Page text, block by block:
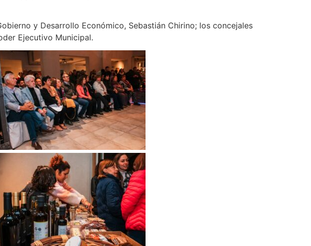
y Desarrollo Económico, Sebastián Chirino; los concejales
Ejecutivo Municipal.